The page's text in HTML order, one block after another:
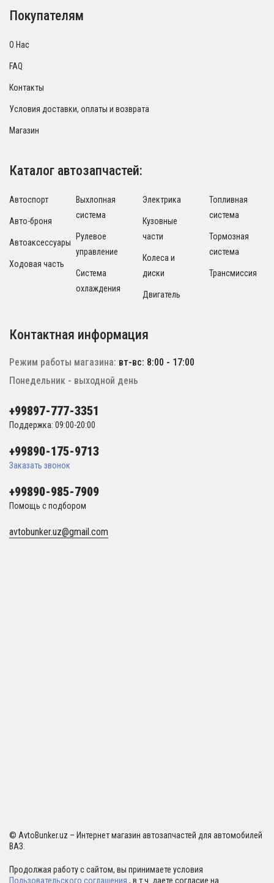
Покупателям
О Нас
FAQ
Контакты
Условия доставки, оплаты и возврата
Магазин
Каталог автозапчастей:
Автоспорт
Авто-броня
Автоаксессуары
Ходовая часть
Выхлопная
система
Рулевое
управление
Система
охлаждения
Электрика
Кузовные
части
Колеса и
диски
Двигатель
Топливная
система
Тормозная
система
Трансмиссия
Контактная информация
Режим работы магазина: вт-вс: 8:00 - 17:00
Понедельник - выходной день
+99897-777-3351
Поддержка: 09:00-20:00
+99890-175-9713
Заказать звонок
+99890-985-7909
Помощь с подбором
avtobunker.uz@gmail.com
© AvtoBunker.uz – Интернет магазин автозапчастей для автомобилей
ВАЗ.
Продолжая работу с сайтом, вы принимаете условия
Пользовательского соглашения , в т.ч. даете согласие на